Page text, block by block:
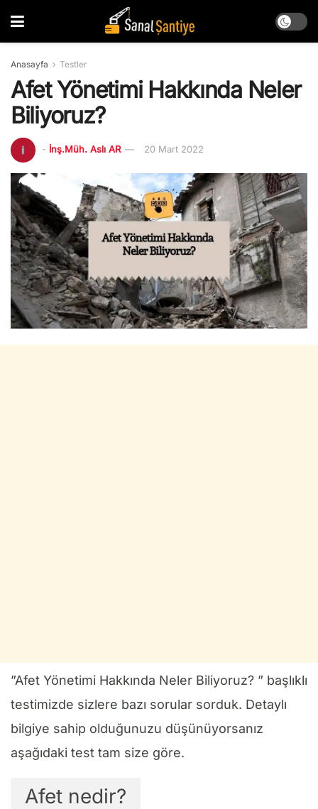
Anasayfa Testler
Afet Yönetimi Hakkında Neler
Biliyoruz?
- İnş.Müh. Aslı AR 20 Mart 2022
”Afet Yönetimi Hakkında Neler Biliyoruz? ” başlıklı
testimizde sizlere bazı sorular sorduk. Detaylı
bilgiye sahip olduğunuzu düşünüyorsanız
aşağıdaki test tam size göre.
Afet nedir?